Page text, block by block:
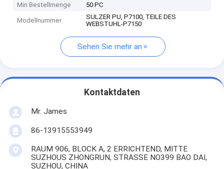
Min Bestellmenge
50 PC
Modellnummer
SULZER PU, P7100, TEILE DES
WEBSTUHL-P7150
Sehen Sie mehr an
Kontaktdaten
Mr. James
86-13915553949
RAUM 906, BLOCK A, 2 ERRICHTEND, MITTE
SUZHOUS ZHONGRUN, STRASSE NO399 BAO DAI,
SUZHOU, CHINA